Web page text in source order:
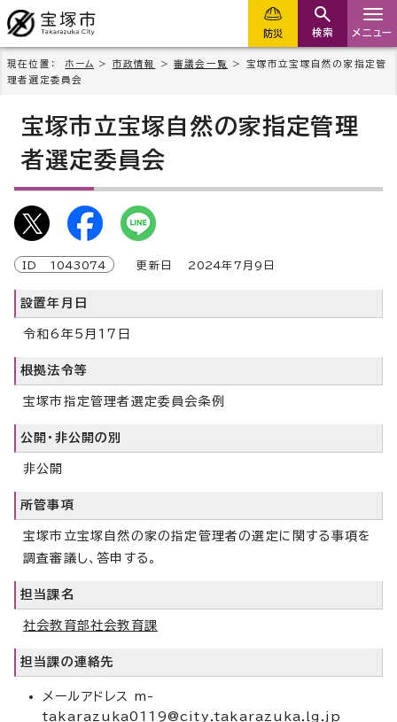
防災 検索 メニュー
現在位置： ホーム > 市政情報 >審議会一覧
> 宝塚市立宝塚自然の家指定管
理者選定委員会
宝塚市立宝塚自然の家指定管理
者選定委員会
ID 1043074 更新日 2024年7月9日
設置年月日
令和6年5月17日
根拠法令等
宝塚市指定管理者選定委員会条例
公開・非公開の別
非公開
所管事項
宝塚市立宝塚自然の家の指定管理者の選定に関する事項を
調査審議し、答申する。
担当課名
社会教育部社会教育課
担当課の連絡先
メールアドレス m-
takarazuka0119@city.takarazuka.lg.jp